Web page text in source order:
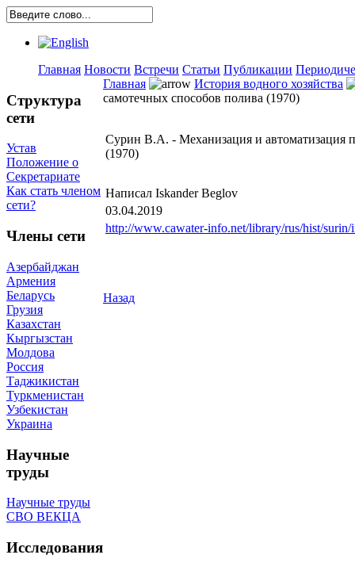
Главная Новости Встречи Статьи Публикации
Структура
сети
Устав
Положение о
Секретариате
Как стать членом
сети?
Члены сети
Азербайджан
Армения
Беларусь
Грузия
Казахстан
Кыргызстан
Молдова
Россия
Таджикистан
Туркменистан
Узбекистан
Украина
Научные
труды
Научные труды
СВО ВЕКЦА
Исследования
Главная
История водного хозяйства
самотечных способов полива (1970)
Сурин В.А. - Механизация и автоматизация
(1970)
Написал Iskander Beglov
03.04.2019
http://www.cawater-info.net/library/rus/hist/surin/
Назад